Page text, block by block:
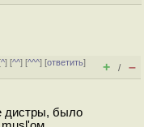
^] [^^] [^^^] [ответить]
+ / –
дистры, было